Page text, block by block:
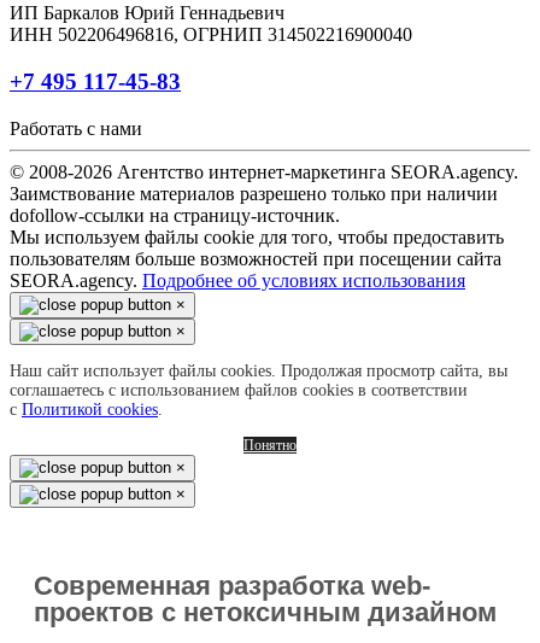
ИП Баркалов Юрий Геннадьевич
ИНН 502206496816, ОГРНИП 314502216900040
+7 495 117-45-83
Работать с нами
© 2008-2026 Агентство интернет-маркетинга SEORA.agency.
Заимствование материалов разрешено только при наличии
dofollow-ссылки на страницу-источник.
Мы используем файлы cookie для того, чтобы предоставить
пользователям больше возможностей при посещении сайта
SEORA.agency. Подробнее об условиях использования
×
×
Наш сайт использует файлы cookies. Продолжая просмотр сайта, вы
соглашаетесь с использованием файлов cookies в соответствии
с Политикой cookies
Понятно
×
×
Современная разработка web-
проектов с нетоксичным дизайном